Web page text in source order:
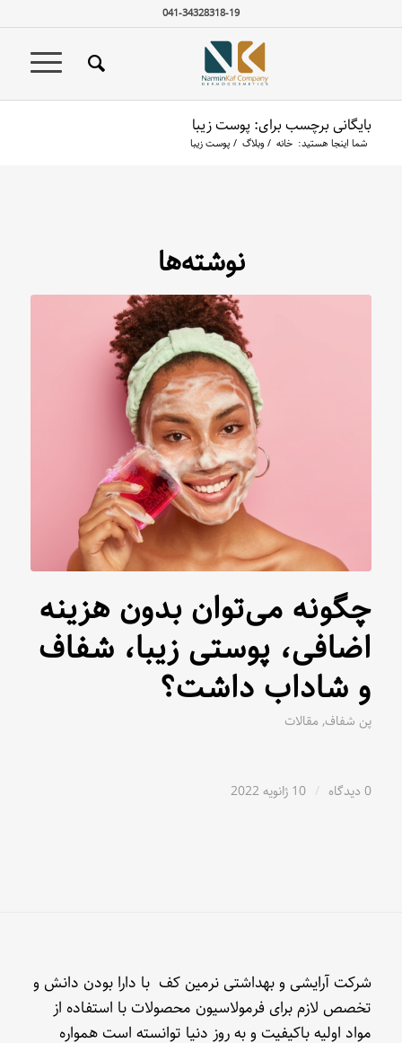
041-34328318-19
بایگانی برچسب برای: پوست زیبا
شما اینجا هستید: خانه / وبلاگ / پوست زیبا
نوشته‌ها
چگونه می‌توان بدون هزینه
اضافی، پوستی زیبا، شفاف
و شاداب داشت؟
پن شفاف, مقالات
0 دیدگاه / 10 ژانویه 2022
شرکت آرایشی و بهداشتی نرمین کف با دارا بودن دانش و
تخصص لازم برای فرمولاسیون محصولات با استفاده از
مواد اولیه باکیفیت و به روز دنیا توانسته است همواره